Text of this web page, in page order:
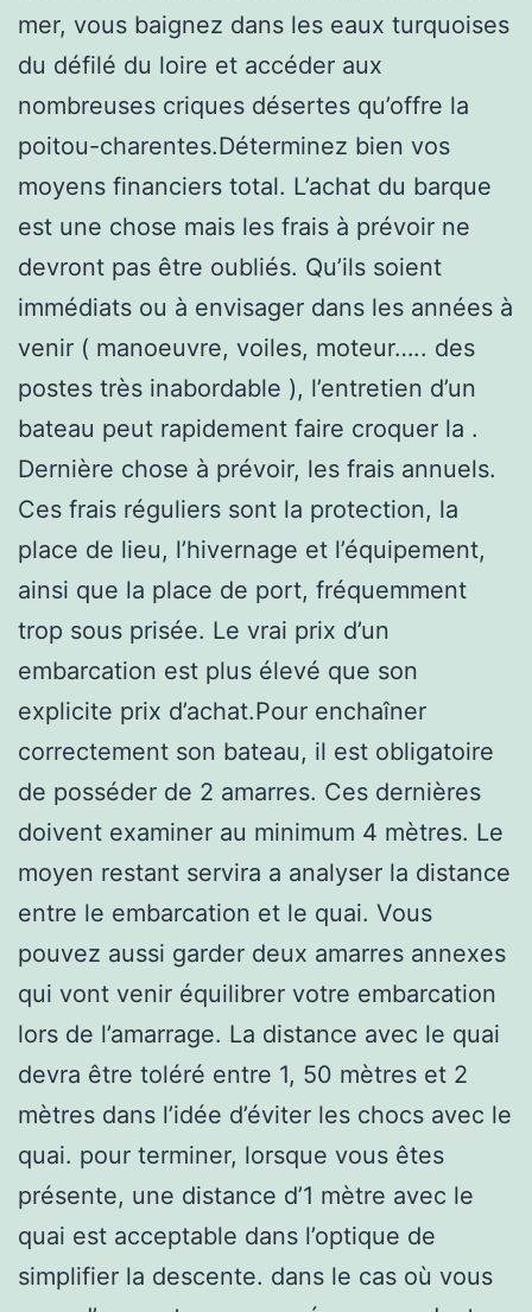
mer, vous baignez dans les eaux turquoises
du défilé du loire et accéder aux
nombreuses criques désertes qu’offre la
poitou-charentes.Déterminez bien vos
moyens financiers total. L’achat du barque
est une chose mais les frais à prévoir ne
devront pas être oubliés. Qu’ils soient
immédiats ou à envisager dans les années à
venir ( manoeuvre, voiles, moteur….. des
postes très inabordable ), l’entretien d’un
bateau peut rapidement faire croquer la .
Dernière chose à prévoir, les frais annuels.
Ces frais réguliers sont la protection, la
place de lieu, l’hivernage et l’équipement,
ainsi que la place de port, fréquemment
trop sous prisée. Le vrai prix d’un
embarcation est plus élevé que son
explicite prix d’achat.Pour enchaîner
correctement son bateau, il est obligatoire
de posséder de 2 amarres. Ces dernières
doivent examiner au minimum 4 mètres. Le
moyen restant servira a analyser la distance
entre le embarcation et le quai. Vous
pouvez aussi garder deux amarres annexes
qui vont venir équilibrer votre embarcation
lors de l’amarrage. La distance avec le quai
devra être toléré entre 1, 50 mètres et 2
mètres dans l’idée d’éviter les chocs avec le
quai. pour terminer, lorsque vous êtes
présente, une distance d’1 mètre avec le
quai est acceptable dans l’optique de
simplifier la descente. dans le cas où vous